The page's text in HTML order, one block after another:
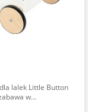
lalek Little Button
w